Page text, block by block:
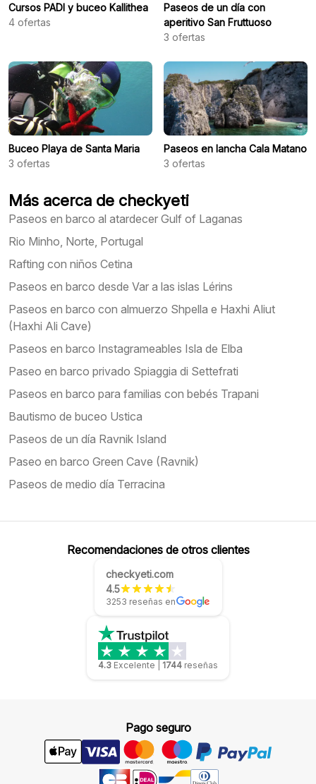
Cursos PADI y buceo Kallithea
4 ofertas
Paseos de un día con
aperitivo San Fruttuoso
3 ofertas
Buceo Playa de Santa Maria
3 ofertas
Paseos en lancha Cala Matano
3 ofertas
Más acerca de checkyeti
Paseos en barco al atardecer Gulf of Laganas
Rio Minho, Norte, Portugal
Rafting con niños Cetina
Paseos en barco desde Var a las islas Lérins
Paseos en barco con almuerzo Shpella e Haxhi Aliut
(Haxhi Ali Cave)
Paseos en barco Instagrameables Isla de Elba
Paseo en barco privado Spiaggia di Settefrati
Paseos en barco para familias con bebés Trapani
Bautismo de buceo Ustica
Paseos de un día Ravnik Island
Paseo en barco Green Cave (Ravnik)
Paseos de medio día Terracina
Recomendaciones de otros clientes
checkyeti.com
4.5
3253 reseñas en
4.3 Excelente 1744 reseñas
Pago seguro